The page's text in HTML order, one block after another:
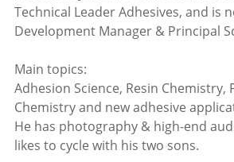
Technical Leader Adhesives, and is
Development Manager & Principal
Main topics:
Adhesion Science, Resin Chemistry,
Chemistry and new adhesive
He has photography & high-end
likes to cycle with his two sons.